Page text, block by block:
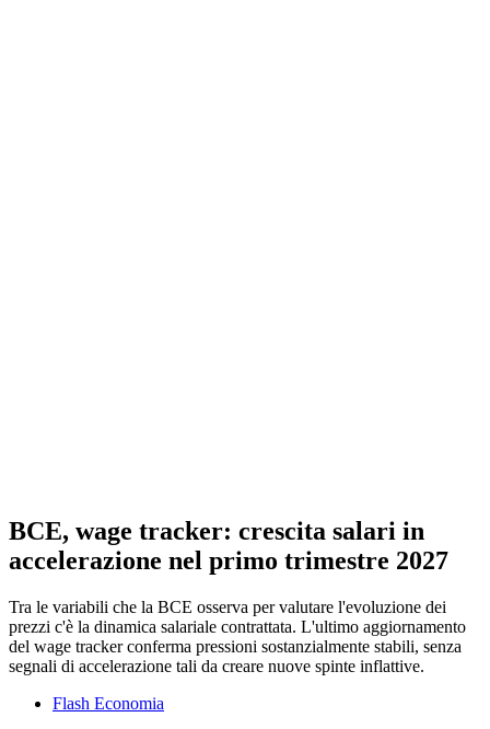
BCE, wage tracker: crescita salari in
accelerazione nel primo trimestre 2027
Tra le variabili che la BCE osserva per valutare l'evoluzione dei
prezzi c'è la dinamica salariale contrattata. L'ultimo aggiornamento
del wage tracker conferma pressioni sostanzialmente stabili, senza
segnali di accelerazione tali da creare nuove spinte inflattive.
Flash Economia